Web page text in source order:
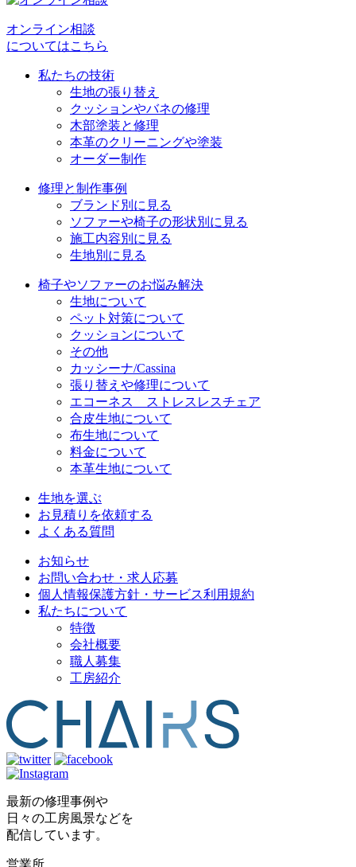
ー
オンライン相談
についてはこちら
私たちの技術
生地の張り替え
クッションやバネの修理
木部塗装と修理
本革のクリーニングや塗装
オーダー制作
修理と制作事例
ブランド別に見る
ソファーや椅子の形状別に見る
施工内容別に見る
生地別に見る
椅子やソファーのお悩み解決
生地について
ペット対策について
クッションについて
その他
カッシーナ/Cassina
張り替えや修理について
エコーネス ストレスレスチェア
合皮生地について
布生地について
料金について
本革生地について
生地を選ぶ
お見積りを依頼する
よくある質問
お知らせ
お問い合わせ・求人応募
個人情報保護方針・サービス利用規約
私たちについて
特徴
会社概要
職人募集
工房紹介
最新の修理事例や
日々の工房風景などを
配信しています。